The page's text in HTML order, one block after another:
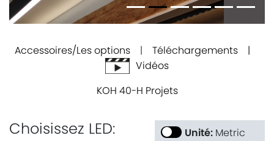
Accessoires/Les options| Téléchargements |
Vidéos
KOH 40-H Projets
Choisissez LED: Unité: Metric